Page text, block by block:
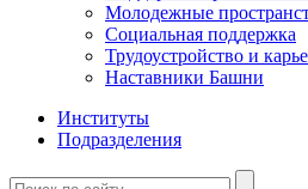
Молодежные
Социальная поддержка
Трудоустройство и
Наставники Башни
Институты
Подразделения